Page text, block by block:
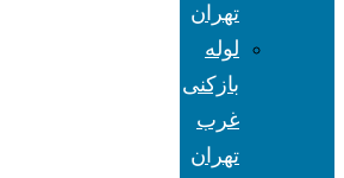
تهران
لوله
بازکنی
غرب
تهران